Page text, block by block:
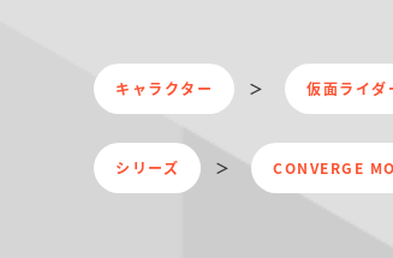
キャラクター 仮面ライダ
シリーズ CONVERGE